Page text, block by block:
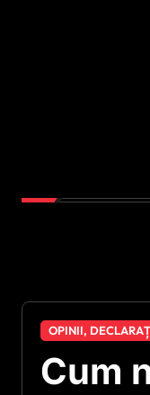
OPINII,
Cum